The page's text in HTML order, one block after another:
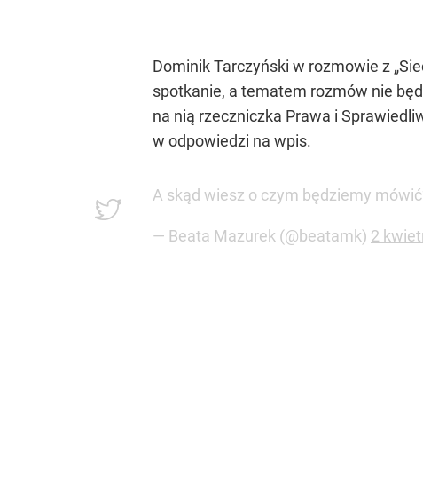
Dominik Tarczyński w rozmowie z
spotkanie, a tematem rozmów nie
na nią rzeczniczka Prawa i
w odpowiedzi na wpis.
A skąd wiesz o czym będziemy
— Beata Mazurek (@beatamk) 2